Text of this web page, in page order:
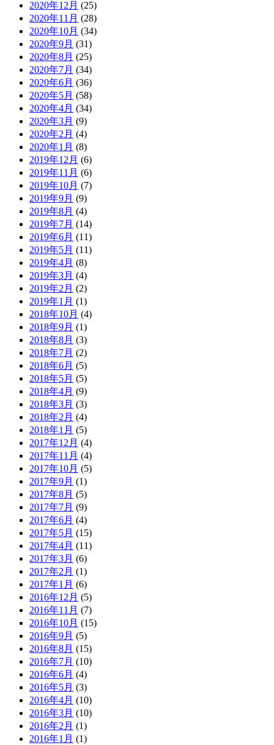
2020年12月 (25)
2020年11月 (28)
2020年10月 (34)
2020年9月 (31)
2020年8月 (25)
2020年7月 (34)
2020年6月 (36)
2020年5月 (58)
2020年4月 (34)
2020年3月 (9)
2020年2月 (4)
2020年1月 (8)
2019年12月 (6)
2019年11月 (6)
2019年10月 (7)
2019年9月 (9)
2019年8月 (4)
2019年7月 (14)
2019年6月 (11)
2019年5月 (11)
2019年4月 (8)
2019年3月 (4)
2019年2月 (2)
2019年1月 (1)
2018年10月 (4)
2018年9月 (1)
2018年8月 (3)
2018年7月 (2)
2018年6月 (5)
2018年5月 (5)
2018年4月 (9)
2018年3月 (3)
2018年2月 (4)
2018年1月 (5)
2017年12月 (4)
2017年11月 (4)
2017年10月 (5)
2017年9月 (1)
2017年8月 (5)
2017年7月 (9)
2017年6月 (4)
2017年5月 (15)
2017年4月 (11)
2017年3月 (6)
2017年2月 (1)
2017年1月 (6)
2016年12月 (5)
2016年11月 (7)
2016年10月 (15)
2016年9月 (5)
2016年8月 (15)
2016年7月 (10)
2016年6月 (4)
2016年5月 (3)
2016年4月 (10)
2016年3月 (10)
2016年2月 (1)
2016年1月 (1)